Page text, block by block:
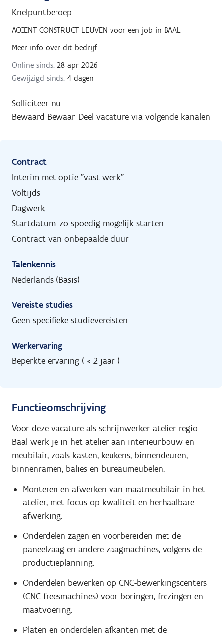
Knelpuntberoep
ACCENT CONSTRUCT LEUVEN voor een job in BAAL
Meer info over dit bedrijf
Online sinds: 28 apr 2026
Gewijzigd sinds: 4 dagen
Solliciteer nu
Bewaard Bewaar Deel vacature via volgende kanalen
Contract
Interim met optie "vast werk"
Voltijds
Dagwerk
Startdatum: zo spoedig mogelijk starten
Contract van onbepaalde duur
Talenkennis
Nederlands (Basis)
Vereiste studies
Geen specifieke studievereisten
Werkervaring
Beperkte ervaring ( < 2 jaar )
Functieomschrijving
Voor deze vacature als schrijnwerker atelier regio
Baal werk je in het atelier aan interieurbouw en
meubilair, zoals kasten, keukens, binnendeuren,
binnenramen, balies en bureaumeubelen.
Monteren en afwerken van maatmeubilair in het
atelier, met focus op kwaliteit en herhaalbare
afwerking.
Onderdelen zagen en voorbereiden met de
paneelzaag en andere zaagmachines, volgens de
productieplanning.
Onderdelen bewerken op CNC-bewerkingscenters
(CNC-freesmachines) voor boringen, frezingen en
maatvoering.
Platen en onderdelen afkanten met de